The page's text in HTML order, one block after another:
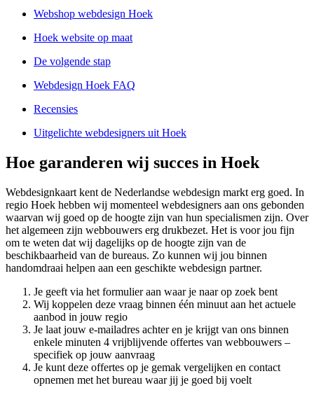
Webshop webdesign Hoek
Hoek website op maat
De volgende stap
Webdesign Hoek FAQ
Recensies
Uitgelichte webdesigners uit Hoek
Hoe garanderen wij succes in Hoek
Webdesignkaart kent de Nederlandse webdesign markt erg goed. In
regio Hoek hebben wij momenteel webdesigners aan ons gebonden
waarvan wij goed op de hoogte zijn van hun specialismen zijn. Over
het algemeen zijn webbouwers erg drukbezet. Het is voor jou fijn
om te weten dat wij dagelijks op de hoogte zijn van de
beschikbaarheid van de bureaus. Zo kunnen wij jou binnen
handomdraai helpen aan een geschikte webdesign partner.
Je geeft via het formulier aan waar je naar op zoek bent
Wij koppelen deze vraag binnen één minuut aan het actuele
aanbod in jouw regio
Je laat jouw e-mailadres achter en je krijgt van ons binnen
enkele minuten 4 vrijblijvende offertes van webbouwers –
specifiek op jouw aanvraag
Je kunt deze offertes op je gemak vergelijken en contact
opnemen met het bureau waar jij je goed bij voelt